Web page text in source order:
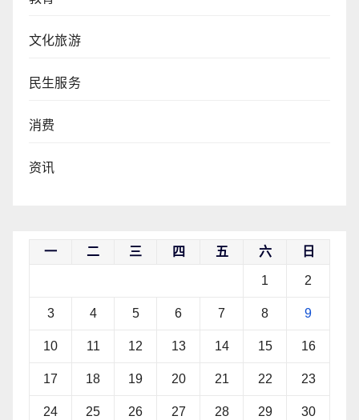
文化旅游
民生服务
消费
资讯
一 二 三 四 五 六 日
1 2
3 4 5 6 7 8 9
10 11 12 13 14 15 16
17 18 19 20 21 22 23
24 25 26 27 28 29 30